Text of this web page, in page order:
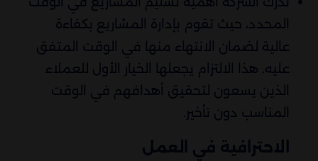
المحدد، حيث تقوم بإدارة المشاريع بكفاءة
عالية لضمان الانتهاء منها في الوقت المتفق
عليه. هذا الالتزام يجعلها الخيار الأول للعملاء
الذين يسعون لتحقيق أهدافهم في الوقت
المناسب دون تأخير.
الاحترافية في العمل